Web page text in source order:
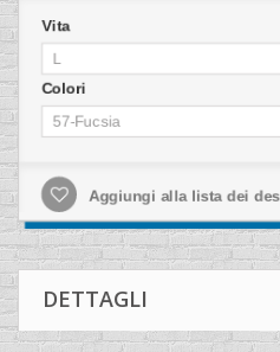
Vita
Colori
Aggiungi alla lista dei
DETTAGLI